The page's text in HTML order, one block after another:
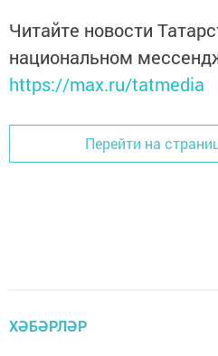
Читайте новости
национальном
https://max.ru/tatmedia
Перейти на
ХӘБӘРЛӘР